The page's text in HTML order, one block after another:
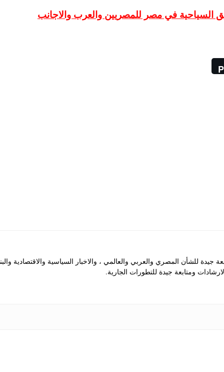
السياحية في مصر للمصريين والعرب والاجانب
للشأن المصري والعربي والعالمي ، والاخبار السياسية والاقتصادية
ومتابعة جيدة للتطورات الجارية.